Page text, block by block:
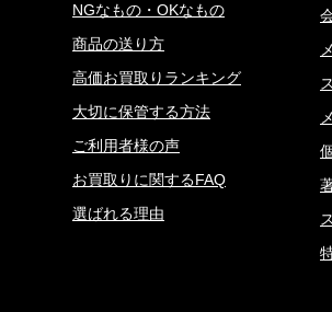
NGなもの・OKなもの
商品の送り方
高価お買取りランキング
大切に保管する方法
ご利用者様の声
お買取りに関するFAQ
選ばれる理由